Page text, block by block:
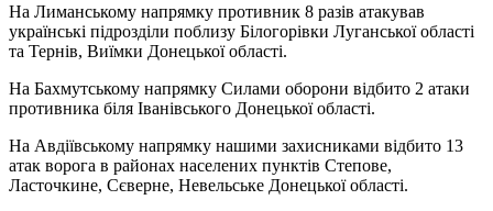
На Лиманському напрямку противник 8 разів атакував
українські підрозділи поблизу Білогорівки Луганської області
та Тернів, Виїмки Донецької області.
На Бахмутському напрямку Силами оборони відбито 2 атаки
противника біля Іванівського Донецької області.
На Авдіївському напрямку нашими захисниками відбито 13
атак ворога в районах населених пунктів Степове,
Ласточкине, Сєверне, Невельське Донецької області.